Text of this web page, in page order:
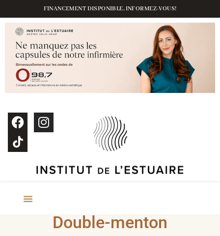
FINANCEMENT DISPONIBLE, INFORMEZ-VOUS!
Double-menton